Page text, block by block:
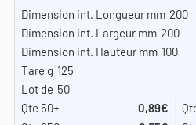
200
200
100
125
50
0,89€